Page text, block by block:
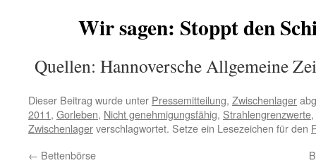
Wir sagen: Stoppt den
Quellen: Hannoversche Allgemeine
Dieser Beitrag wurde unter Pressemitteilung, Zwischenlager
2011, Gorleben, Nicht genehmigungsfähig, Strahlengrenzwerte,
Zwischenlagerverschlagwortet. Setze ein Lesezeichen für den
← Bettenbörse